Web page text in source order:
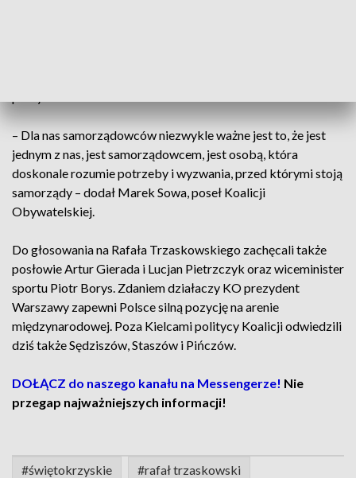
– Dla nas samorządowców niezwykle ważne jest to, że jest
jednym z nas, jest samorządowcem, jest osobą, która
doskonale rozumie potrzeby i wyzwania, przed którymi stoją
samorządy – dodał Marek Sowa, poseł Koalicji
Obywatelskiej.
Do głosowania na Rafała Trzaskowskiego zachęcali także
posłowie Artur Gierada i Lucjan Pietrzczyk oraz wiceminister
sportu Piotr Borys. Zdaniem działaczy KO prezydent
Warszawy zapewni Polsce silną pozycję na arenie
międzynarodowej. Poza Kielcami politycy Koalicji odwiedzili
dziś także Sędziszów, Staszów i Pińczów.
DOŁĄCZ do naszego kanału na Messengerze! Nie
przegap najważniejszych informacji!
#świętokrzyskie #rafał trzaskowski